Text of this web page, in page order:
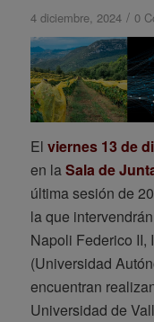
4 diciembre, 2024 / 0
El viernes 13 de
en laSala de
última sesión de
la que intervendrán
Napoli Federico II,
(Universidad
encuentran
Universidad de